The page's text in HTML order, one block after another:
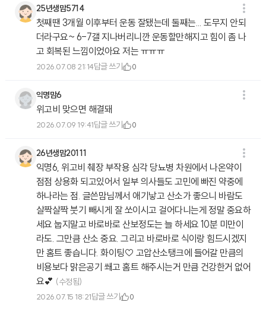
25년생맘5714
첫째땐 3개월 이후부터 운동 잘됐는데 둘째는... 도무지 안되
더라구요~ 6-7갤 지나버리니깐 운동할만해지고 힘이 좀 나
고 회복된 느낌이었아요 저는 ㅠㅠㅠ
2026.07.08 21:14답글 쓰기 0
익명맘6
위고비 맞으면 해결돼
2026.07.09 19:41답글 쓰기 0
26년생맘20111
익명6, 위고비 췌장 부작용 심각 당뇨병 차원에서 나온약이
점점 상용화 되고있어서 일부 의사들도 고민에 빠진 약중에
하나라는 점. 글쓴맘님께서 애기낳고 산소가 좋으니 바람도
살짝살짝 붓기 빼시게 잘 쏘이시고 걸어다니는게 정말 중요하
세요 눕지말고 바로바로 산보정도는 늘 하세요 10분 미만이
라도. 그만큼 산소 중요. 그리고 바로바로 식이랑 힘드시겠지
만 홈트 좋습니다. 화이팅♡ 고압산소탱크에 들어갈 만큼의
비용보다 맑은공기 쐐고 홈트 해주시는거 만큼 건강한거 없어
요💕 (수정됨)
2026.07.15 18:21답글 쓰기 0